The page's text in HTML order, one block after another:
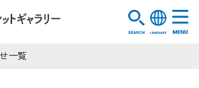
一覧